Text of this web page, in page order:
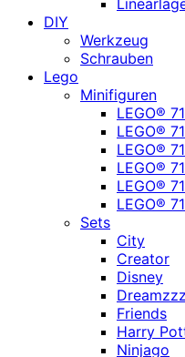
DIY
Werkzeug
Schrauben
Lego
Minifiguren
LEGO®
LEGO®
LEGO®
LEGO®
LEGO®
LEGO®
Sets
City
Creator
Disney
Dreamzzz
Friends
Harry
Ninjago